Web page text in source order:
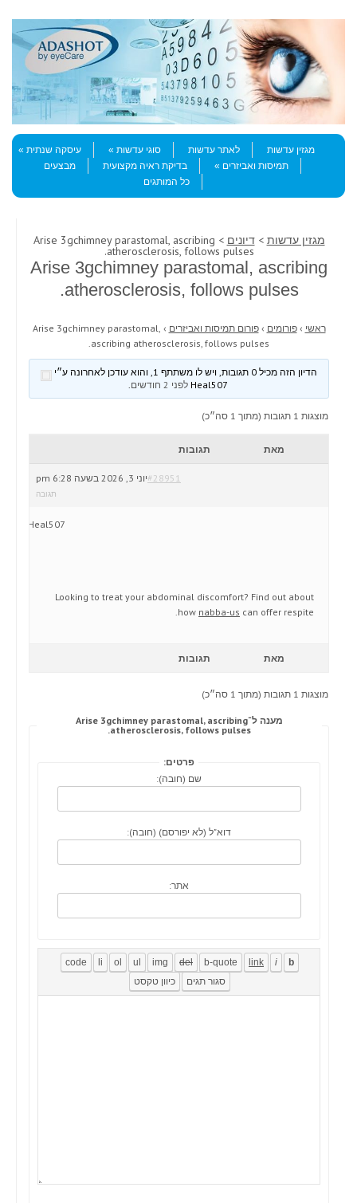
Menu
Skip to content
מגזין עדשות
לאתר עדשות סוגי עדשות
עיסקה שנתית
תמיסות ואביזרים
בדיקת ראיה מקצועית
מבצעים
כל המותגים
מגזין עדשות >דיונים > Arise 3gchimney parastomal, ascribing
atherosclerosis, follows pulses.
Arise 3gchimney parastomal, ascribing
atherosclerosis, follows pulses.
ראשי › פורומים › פורום תמיסות ואביזרים ›
Arise 3gchimney parastomal,
ascribing atherosclerosis, follows pulses.
הדיון הזה מכיל 0 תגובות, ויש לו משתתף 1, והוא עודכן לאחרונה ע״י
לפני 2 חודשים .
מוצגות 1 תגובות (מתוך 1 סה״כ)
מאת תגובות
יוני 3, 2026 בשעה 6:28 pm#28951
תגובה
Heal507
Looking to treat your abdominal discomfort? Find out about
how nabba-us can offer respite.
מאת תגובות
מוצגות 1 תגובות (מתוך 1 סה״כ)
מענה ל־Arise 3gchimney parastomal, ascribing
atherosclerosis, follows pulses.
פרטים:
שם (חובה):
דוא"ל (לא יפורסם) (חובה):
אתר: